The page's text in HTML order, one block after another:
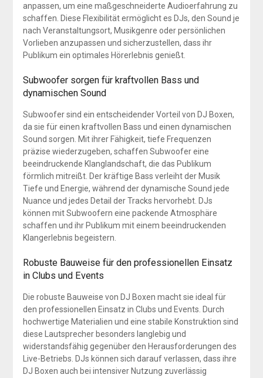
anpassen, um eine maßgeschneiderte Audioerfahrung zu
schaffen. Diese Flexibilität ermöglicht es DJs, den Sound je
nach Veranstaltungsort, Musikgenre oder persönlichen
Vorlieben anzupassen und sicherzustellen, dass ihr
Publikum ein optimales Hörerlebnis genießt.
Subwoofer sorgen für kraftvollen Bass und
dynamischen Sound
Subwoofer sind ein entscheidender Vorteil von DJ Boxen,
da sie für einen kraftvollen Bass und einen dynamischen
Sound sorgen. Mit ihrer Fähigkeit, tiefe Frequenzen
präzise wiederzugeben, schaffen Subwoofer eine
beeindruckende Klanglandschaft, die das Publikum
förmlich mitreißt. Der kräftige Bass verleiht der Musik
Tiefe und Energie, während der dynamische Sound jede
Nuance und jedes Detail der Tracks hervorhebt. DJs
können mit Subwoofern eine packende Atmosphäre
schaffen und ihr Publikum mit einem beeindruckenden
Klangerlebnis begeistern.
Robuste Bauweise für den professionellen Einsatz
in Clubs und Events
Die robuste Bauweise von DJ Boxen macht sie ideal für
den professionellen Einsatz in Clubs und Events. Durch
hochwertige Materialien und eine stabile Konstruktion sind
diese Lautsprecher besonders langlebig und
widerstandsfähig gegenüber den Herausforderungen des
Live-Betriebs. DJs können sich darauf verlassen, dass ihre
DJ Boxen auch bei intensiver Nutzung zuverlässig